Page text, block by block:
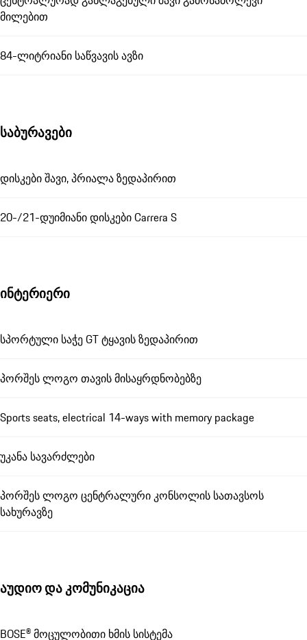
მილებით
84-ლიტრიანი საწვავის ავზი
საბურავები
დისკები შავი, პრიალა ზედაპირით
20-/21-დუიმიანი დისკები Carrera S
ინტერიერი
სპორტული საჭე GT ტყავის ზედაპირით
პორშეს ლოგო თავის მისაყრდნობებზე
Sports seats, electrical 14-ways with memory package
უკანა სავარძლები
პორშეს ლოგო ცენტრალური კონსოლის სათავსოს
სახურავზე
აუდიო და კომუნიკაცია
BOSE® მოცულობითი ხმის სისტემა